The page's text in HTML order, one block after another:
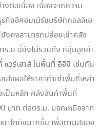
งต่อเนื่อง เนื่องจากความ
กิจอีคอมเมิร์ซบริษัทคอลลิเอ
งคงสามารถปล่อยเช่าคลัง
ร.ม นี่ยังไม่รวมถึง กลุ่มลูกค้า
วร์เฮาส์ ในพื้นที่ อีอีซี เช่นกัน
งผลให้ราคาค่าเช่าพื้นที่เหล่า
เป็นหลัก คลังสินค้าพื้นที่
บาท ต่อตร.ม. นอกเหนือจาก
าโกดังมากขึ้น เพื่อตามสนอง